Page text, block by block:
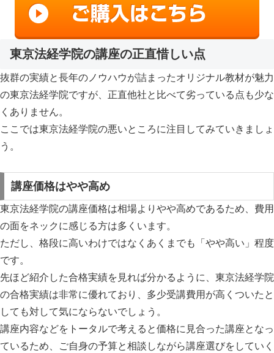
東京法経学院の講座の正直惜しい点
抜群の実績と長年のノウハウが詰まったオリジナル教材が魅力
の東京法経学院ですが、
正直他社と比べて劣っている点も少な
くありません。
ここでは東京法経学院の悪いところに注目してみていきましょ
う。
講座価格はやや高め
東京法経学院の講座価格は相場よりやや高めであるため、 費用
の面をネックに感じる方は多くいます。
ただし、格段に高いわけではなくあくまでも「やや高い」程度
です。
先ほど紹介した合格実績を見れば分かるように、 東京法経学院
の合格実績は非常に優れており、多少受講費用が高くついたと
しても対して気にならないでしょう。
講座内容などをトータルで考えると価格に見合った講座となっ
ているため、ご自身の予算と相談しながら講座選びをしていく